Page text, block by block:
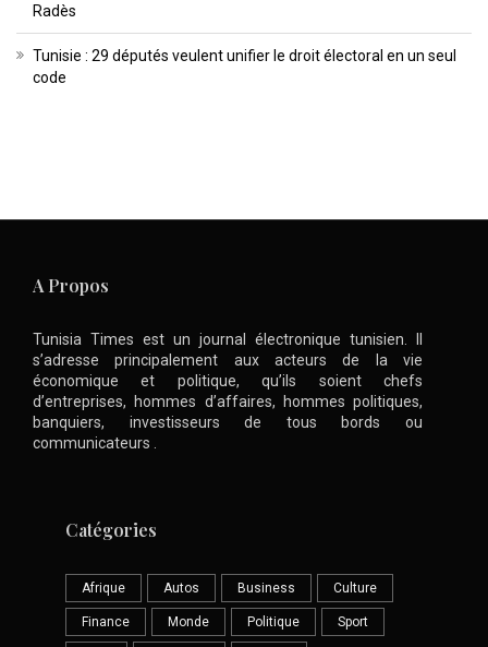
Radès
Tunisie : 29 députés veulent unifier le droit électoral en un seul
code
A Propos
Tunisia Times est un journal électronique tunisien. Il
s’adresse principalement aux acteurs de la vie
économique et politique, qu’ils soient chefs
d’entreprises, hommes d’affaires, hommes politiques,
banquiers, investisseurs de tous bords ou
communicateurs .
Catégories
Afrique Autos Business Culture
Finance Monde Politique Sport